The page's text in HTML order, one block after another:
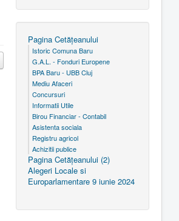
Pagina Cetăţeanului
Istoric Comuna Baru
G.A.L. - Fonduri Europene
BPA Baru - UBB Cluj
Mediu Afaceri
Concursuri
Informatii Utile
Birou Financiar - Contabil
Asistenta sociala
Registru agricol
Achizitii publice
Pagina Cetăţeanului (2)
Alegeri Locale si
Europarlamentare 9 iunie 2024